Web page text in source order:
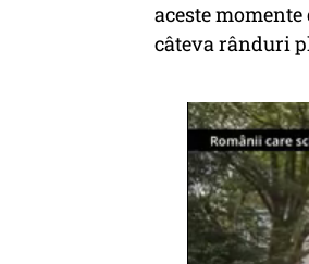
aceste
câteva rânduri